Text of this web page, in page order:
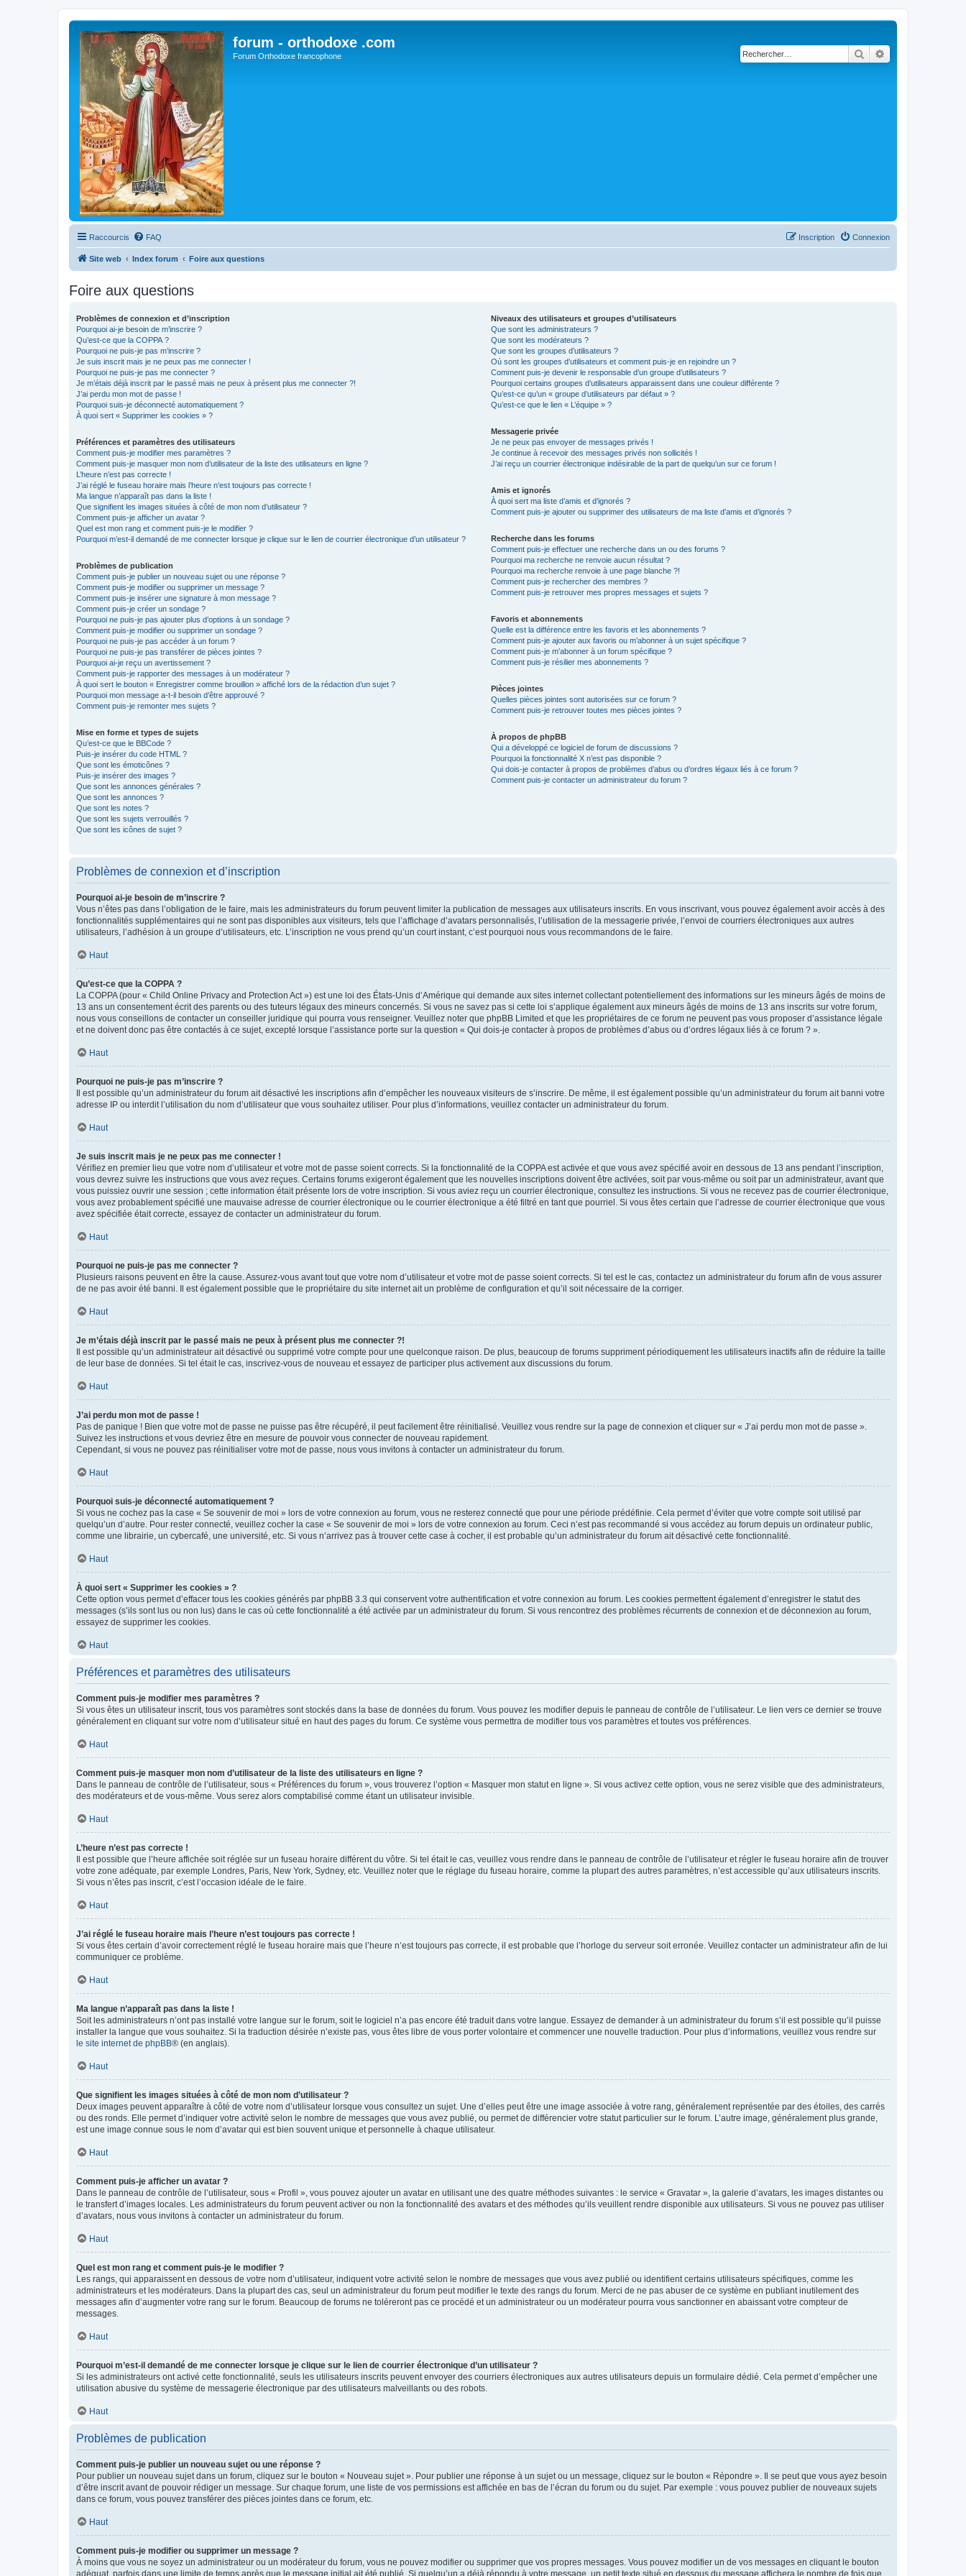
forum - orthodoxe .com
Forum Orthodoxe francophone Rechercher
Raccourcis FAQ Connexion
Inscription
Site web Index forum Foire aux questions
Foire aux questions
Problèmes de connexion et d’inscription
Pourquoi ai-je besoin de m’inscrire ?
Qu’est-ce que la COPPA ?
Pourquoi ne puis-je pas m’inscrire ?
Je suis inscrit mais je ne peux pas me connecter !
Pourquoi ne puis-je pas me connecter ?
Je m’étais déjà inscrit par le passé mais ne peux à présent plus me connecter ?!
J’ai perdu mon mot de passe !
Pourquoi suis-je déconnecté automatiquement ?
À quoi sert « Supprimer les cookies » ?
Préférences et paramètres des utilisateurs
Comment puis-je modifier mes paramètres ?
Comment puis-je masquer mon nom d’utilisateur de la liste des utilisateurs en ligne ?
L’heure n’est pas correcte !
J’ai réglé le fuseau horaire mais l’heure n’est toujours pas correcte !
Ma langue n’apparaît pas dans la liste !
Que signifient les images situées à côté de mon nom d’utilisateur ?
Comment puis-je afficher un avatar ?
Quel est mon rang et comment puis-je le modifier ?
Pourquoi m’est-il demandé de me connecter lorsque je clique sur le lien de courrier électronique d’un utilisateur ?
Problèmes de publication
Comment puis-je publier un nouveau sujet ou une réponse ?
Comment puis-je modifier ou supprimer un message ?
Comment puis-je insérer une signature à mon message ?
Comment puis-je créer un sondage ?
Pourquoi ne puis-je pas ajouter plus d’options à un sondage ?
Comment puis-je modifier ou supprimer un sondage ?
Pourquoi ne puis-je pas accéder à un forum ?
Pourquoi ne puis-je pas transférer de pièces jointes ?
Pourquoi ai-je reçu un avertissement ?
Comment puis-je rapporter des messages à un modérateur ?
À quoi sert le bouton « Enregistrer comme brouillon » affiché lors de la rédaction d’un sujet ?
Pourquoi mon message a-t-il besoin d’être approuvé ?
Comment puis-je remonter mes sujets ?
Mise en forme et types de sujets
Qu’est-ce que le BBCode ?
Puis-je insérer du code HTML ?
Que sont les émoticônes ?
Puis-je insérer des images ?
Que sont les annonces générales ?
Que sont les annonces ?
Que sont les notes ?
Que sont les sujets verrouillés ?
Que sont les icônes de sujet ?
Niveaux des utilisateurs et groupes d’utilisateurs
Que sont les administrateurs ?
Que sont les modérateurs ?
Que sont les groupes d’utilisateurs ?
Où sont les groupes d’utilisateurs et comment puis-je en rejoindre un ?
Comment puis-je devenir le responsable d’un groupe d’utilisateurs ?
Pourquoi certains groupes d’utilisateurs apparaissent dans une couleur différente ?
Qu’est-ce qu’un « groupe d’utilisateurs par défaut » ?
Qu’est-ce que le lien « L’équipe » ?
Messagerie privée
Je ne peux pas envoyer de messages privés !
Je continue à recevoir des messages privés non sollicités !
J’ai reçu un courrier électronique indésirable de la part de quelqu’un sur ce forum !
Amis et ignorés
À quoi sert ma liste d’amis et d’ignorés ?
Comment puis-je ajouter ou supprimer des utilisateurs de ma liste d’amis et d’ignorés ?
Recherche dans les forums
Comment puis-je effectuer une recherche dans un ou des forums ?
Pourquoi ma recherche ne renvoie aucun résultat ?
Pourquoi ma recherche renvoie à une page blanche ?!
Comment puis-je rechercher des membres ?
Comment puis-je retrouver mes propres messages et sujets ?
Favoris et abonnements
Quelle est la différence entre les favoris et les abonnements ?
Comment puis-je ajouter aux favoris ou m’abonner à un sujet spécifique ?
Comment puis-je m’abonner à un forum spécifique ?
Comment puis-je résilier mes abonnements ?
Pièces jointes
Quelles pièces jointes sont autorisées sur ce forum ?
Comment puis-je retrouver toutes mes pièces jointes ?
À propos de phpBB
Qui a développé ce logiciel de forum de discussions ?
Pourquoi la fonctionnalité X n’est pas disponible ?
Qui dois-je contacter à propos de problèmes d’abus ou d’ordres légaux liés à ce forum ?
Comment puis-je contacter un administrateur du forum ?
Problèmes de connexion et d’inscription
Pourquoi ai-je besoin de m’inscrire ?
Vous n’êtes pas dans l’obligation de le faire, mais les administrateurs du forum peuvent limiter la publication de messages aux utilisateurs inscrits. En vous inscrivant, vous pouvez également avoir accès à des
fonctionnalités supplémentaires qui ne sont pas disponibles aux visiteurs, tels que l’affichage d’avatars personnalisés, l’utilisation de la messagerie privée, l’envoi de courriers électroniques aux autres
utilisateurs, l’adhésion à un groupe d’utilisateurs, etc. L’inscription ne vous prend qu’un court instant, c’est pourquoi nous vous recommandons de le faire.
Haut
Qu’est-ce que la COPPA ?
La COPPA (pour « Child Online Privacy and Protection Act ») est une loi des États-Unis d’Amérique qui demande aux sites internet collectant potentiellement des informations sur les mineurs âgés de moins de
13 ans un consentement écrit des parents ou des tuteurs légaux des mineurs concernés. Si vous ne savez pas si cette loi s’applique également aux mineurs âgés de moins de 13 ans inscrits sur votre forum,
nous vous conseillons de contacter un conseiller juridique qui pourra vous renseigner. Veuillez noter que phpBB Limited et que les propriétaires de ce forum ne peuvent pas vous proposer d’assistance légale
et ne doivent donc pas être contactés à ce sujet, excepté lorsque l’assistance porte sur la question « Qui dois-je contacter à propos de problèmes d’abus ou d’ordres légaux liés à ce forum ? ».
Haut
Pourquoi ne puis-je pas m’inscrire ?
Il est possible qu’un administrateur du forum ait désactivé les inscriptions afin d’empêcher les nouveaux visiteurs de s’inscrire. De même, il est également possible qu’un administrateur du forum ait banni votre
adresse IP ou interdit l’utilisation du nom d’utilisateur que vous souhaitez utiliser. Pour plus d’informations, veuillez contacter un administrateur du forum.
Haut
Je suis inscrit mais je ne peux pas me connecter !
Vérifiez en premier lieu que votre nom d’utilisateur et votre mot de passe soient corrects. Si la fonctionnalité de la COPPA est activée et que vous avez spécifié avoir en dessous de 13 ans pendant l’inscription,
vous devrez suivre les instructions que vous avez reçues. Certains forums exigeront également que les nouvelles inscriptions doivent être activées, soit par vous-même ou soit par un administrateur, avant que
vous puissiez ouvrir une session ; cette information était présente lors de votre inscription. Si vous aviez reçu un courrier électronique, consultez les instructions. Si vous ne recevez pas de courrier électronique,
vous avez probablement spécifié une mauvaise adresse de courrier électronique ou le courrier électronique a été filtré en tant que pourriel. Si vous êtes certain que l’adresse de courrier électronique que vous
avez spécifiée était correcte, essayez de contacter un administrateur du forum.
Haut
Pourquoi ne puis-je pas me connecter ?
Plusieurs raisons peuvent en être la cause. Assurez-vous avant tout que votre nom d’utilisateur et votre mot de passe soient corrects. Si tel est le cas, contactez un administrateur du forum afin de vous assurer
de ne pas avoir été banni. Il est également possible que le propriétaire du site internet ait un problème de configuration et qu’il soit nécessaire de la corriger.
Haut
Je m’étais déjà inscrit par le passé mais ne peux à présent plus me connecter ?!
Il est possible qu’un administrateur ait désactivé ou supprimé votre compte pour une quelconque raison. De plus, beaucoup de forums suppriment périodiquement les utilisateurs inactifs afin de réduire la taille
de leur base de données. Si tel était le cas, inscrivez-vous de nouveau et essayez de participer plus activement aux discussions du forum.
Haut
J’ai perdu mon mot de passe !
Pas de panique ! Bien que votre mot de passe ne puisse pas être récupéré, il peut facilement être réinitialisé. Veuillez vous rendre sur la page de connexion et cliquer sur « J’ai perdu mon mot de passe ».
Suivez les instructions et vous devriez être en mesure de pouvoir vous connecter de nouveau rapidement.
Cependant, si vous ne pouvez pas réinitialiser votre mot de passe, nous vous invitons à contacter un administrateur du forum.
Haut
Pourquoi suis-je déconnecté automatiquement ?
Si vous ne cochez pas la case « Se souvenir de moi » lors de votre connexion au forum, vous ne resterez connecté que pour une période prédéfinie. Cela permet d’éviter que votre compte soit utilisé par
quelqu’un d’autre. Pour rester connecté, veuillez cocher la case « Se souvenir de moi » lors de votre connexion au forum. Ceci n’est pas recommandé si vous accédez au forum depuis un ordinateur public,
comme une librairie, un cybercafé, une université, etc. Si vous n’arrivez pas à trouver cette case à cocher, il est probable qu’un administrateur du forum ait désactivé cette fonctionnalité.
Haut
À quoi sert « Supprimer les cookies » ?
Cette option vous permet d’effacer tous les cookies générés par phpBB 3.3 qui conservent votre authentification et votre connexion au forum. Les cookies permettent également d’enregistrer le statut des
messages (s’ils sont lus ou non lus) dans le cas où cette fonctionnalité a été activée par un administrateur du forum. Si vous rencontrez des problèmes récurrents de connexion et de déconnexion au forum,
essayez de supprimer les cookies.
Haut
Préférences et paramètres des utilisateurs
Comment puis-je modifier mes paramètres ?
Si vous êtes un utilisateur inscrit, tous vos paramètres sont stockés dans la base de données du forum. Vous pouvez les modifier depuis le panneau de contrôle de l’utilisateur. Le lien vers ce dernier se trouve
généralement en cliquant sur votre nom d’utilisateur situé en haut des pages du forum. Ce système vous permettra de modifier tous vos paramètres et toutes vos préférences.
Haut
Comment puis-je masquer mon nom d’utilisateur de la liste des utilisateurs en ligne ?
Dans le panneau de contrôle de l’utilisateur, sous « Préférences du forum », vous trouverez l’option « Masquer mon statut en ligne ». Si vous activez cette option, vous ne serez visible que des administrateurs,
des modérateurs et de vous-même. Vous serez alors comptabilisé comme étant un utilisateur invisible.
Haut
L’heure n’est pas correcte !
Il est possible que l’heure affichée soit réglée sur un fuseau horaire différent du vôtre. Si tel était le cas, veuillez vous rendre dans le panneau de contrôle de l’utilisateur et régler le fuseau horaire afin de trouver
votre zone adéquate, par exemple Londres, Paris, New York, Sydney, etc. Veuillez noter que le réglage du fuseau horaire, comme la plupart des autres paramètres, n’est accessible qu’aux utilisateurs inscrits.
Si vous n’êtes pas inscrit, c’est l’occasion idéale de le faire.
Haut
J’ai réglé le fuseau horaire mais l’heure n’est toujours pas correcte !
Si vous êtes certain d’avoir correctement réglé le fuseau horaire mais que l’heure n’est toujours pas correcte, il est probable que l’horloge du serveur soit erronée. Veuillez contacter un administrateur afin de lui
communiquer ce problème.
Haut
Ma langue n’apparaît pas dans la liste !
Soit les administrateurs n’ont pas installé votre langue sur le forum, soit le logiciel n’a pas encore été traduit dans votre langue. Essayez de demander à un administrateur du forum s’il est possible qu’il puisse
installer la langue que vous souhaitez. Si la traduction désirée n’existe pas, vous êtes libre de vous porter volontaire et commencer une nouvelle traduction. Pour plus d’informations, veuillez vous rendre sur
le site internet de phpBB® (en anglais).
Haut
Que signifient les images situées à côté de mon nom d’utilisateur ?
Deux images peuvent apparaître à côté de votre nom d’utilisateur lorsque vous consultez un sujet. Une d’elles peut être une image associée à votre rang, généralement représentée par des étoiles, des carrés
ou des ronds. Elle permet d’indiquer votre activité selon le nombre de messages que vous avez publié, ou permet de différencier votre statut particulier sur le forum. L’autre image, généralement plus grande,
est une image connue sous le nom d’avatar qui est bien souvent unique et personnelle à chaque utilisateur.
Haut
Comment puis-je afficher un avatar ?
Dans le panneau de contrôle de l’utilisateur, sous « Profil », vous pouvez ajouter un avatar en utilisant une des quatre méthodes suivantes : le service « Gravatar », la galerie d’avatars, les images distantes ou
le transfert d’images locales. Les administrateurs du forum peuvent activer ou non la fonctionnalité des avatars et des méthodes qu’ils veuillent rendre disponible aux utilisateurs. Si vous ne pouvez pas utiliser
d’avatars, nous vous invitons à contacter un administrateur du forum.
Haut
Quel est mon rang et comment puis-je le modifier ?
Les rangs, qui apparaissent en dessous de votre nom d’utilisateur, indiquent votre activité selon le nombre de messages que vous avez publié ou identifient certains utilisateurs spécifiques, comme les
administrateurs et les modérateurs. Dans la plupart des cas, seul un administrateur du forum peut modifier le texte des rangs du forum. Merci de ne pas abuser de ce système en publiant inutilement des
messages afin d’augmenter votre rang sur le forum. Beaucoup de forums ne toléreront pas ce procédé et un administrateur ou un modérateur pourra vous sanctionner en abaissant votre compteur de
messages.
Haut
Pourquoi m’est-il demandé de me connecter lorsque je clique sur le lien de courrier électronique d’un utilisateur ?
Si les administrateurs ont activé cette fonctionnalité, seuls les utilisateurs inscrits peuvent envoyer des courriers électroniques aux autres utilisateurs depuis un formulaire dédié. Cela permet d’empêcher une
utilisation abusive du système de messagerie électronique par des utilisateurs malveillants ou des robots.
Haut
Problèmes de publication
Comment puis-je publier un nouveau sujet ou une réponse ?
Pour publier un nouveau sujet dans un forum, cliquez sur le bouton « Nouveau sujet ». Pour publier une réponse à un sujet ou un message, cliquez sur le bouton « Répondre ». Il se peut que vous ayez besoin
d’être inscrit avant de pouvoir rédiger un message. Sur chaque forum, une liste de vos permissions est affichée en bas de l’écran du forum ou du sujet. Par exemple : vous pouvez publier de nouveaux sujets
dans ce forum, vous pouvez transférer des pièces jointes dans ce forum, etc.
Haut
Comment puis-je modifier ou supprimer un message ?
À moins que vous ne soyez un administrateur ou un modérateur du forum, vous ne pouvez modifier ou supprimer que vos propres messages. Vous pouvez modifier un de vos messages en cliquant le bouton
adéquat, parfois dans une limite de temps après que le message initial ait été publié. Si quelqu’un a déjà répondu à votre message, un petit texte situé en dessous du message affichera le nombre de fois que